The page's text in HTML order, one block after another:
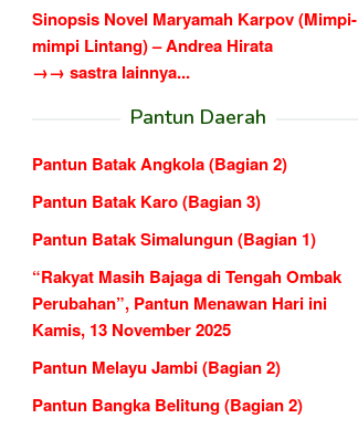
Sinopsis Novel Maryamah Karpov (Mimpi-
mimpi Lintang) – Andrea Hirata
→→ sastra lainnya...
Pantun Daerah
Pantun Batak Angkola (Bagian 2)
Pantun Batak Karo (Bagian 3)
Pantun Batak Simalungun (Bagian 1)
“Rakyat Masih Bajaga di Tengah Ombak
Perubahan”, Pantun Menawan Hari ini
Kamis, 13 November 2025
Pantun Melayu Jambi (Bagian 2)
Pantun Bangka Belitung (Bagian 2)